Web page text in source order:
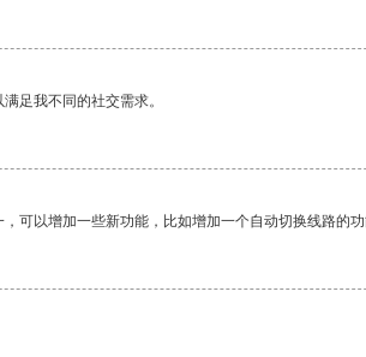
足我不同的社交需求。
可以增加一些新功能，比如增加一个自动切换线路的功